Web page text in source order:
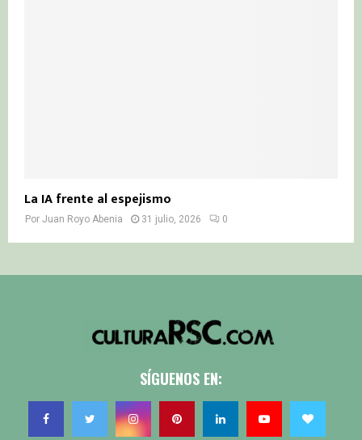
La IA frente al espejismo
Por Juan Royo Abenia 31 julio, 2026 0
SÍGUENOS EN: